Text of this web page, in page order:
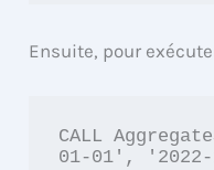
Ensuite, pour
CALL
01-01',